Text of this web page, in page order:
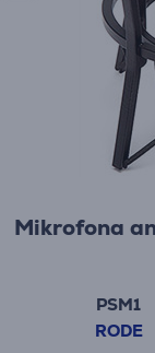
Mikrofona
PSM1
RODE